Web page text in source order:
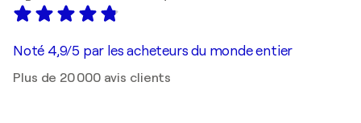
Noté 4,9/5 par les acheteurs du monde entier
Plus de 20 000 avis clients